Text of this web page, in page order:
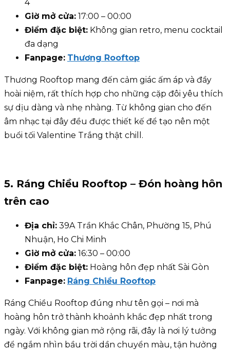
4
Giờ mở cửa: 17:00 – 00:00
Điểm đặc biệt: Không gian retro, menu cocktail
đa dạng
Fanpage: Thương Rooftop
Thương Rooftop mang đến cảm giác ấm áp và đầy
hoài niệm, rất thích hợp cho những cặp đôi yêu thích
sự dịu dàng và nhẹ nhàng. Từ không gian cho đến
âm nhạc tại đây đều được thiết kế để tạo nên một
buổi tối Valentine Trắng thật chill.
5. Ráng Chiều Rooftop – Đón hoàng hôn
trên cao
Địa chỉ: 39A Trần Khắc Chân, Phường 15, Phú
Nhuận, Ho Chi Minh
Giờ mở cửa: 16:30 – 00:00
Điểm đặc biệt: Hoàng hôn đẹp nhất Sài Gòn
Fanpage: Ráng Chiều Rooftop
Ráng Chiều Rooftop đúng như tên gọi – nơi mà
hoàng hôn trở thành khoảnh khắc đẹp nhất trong
ngày. Với không gian mở rộng rãi, đây là nơi lý tưởng
để ngắm nhìn bầu trời dần chuyển màu, tận hưởng